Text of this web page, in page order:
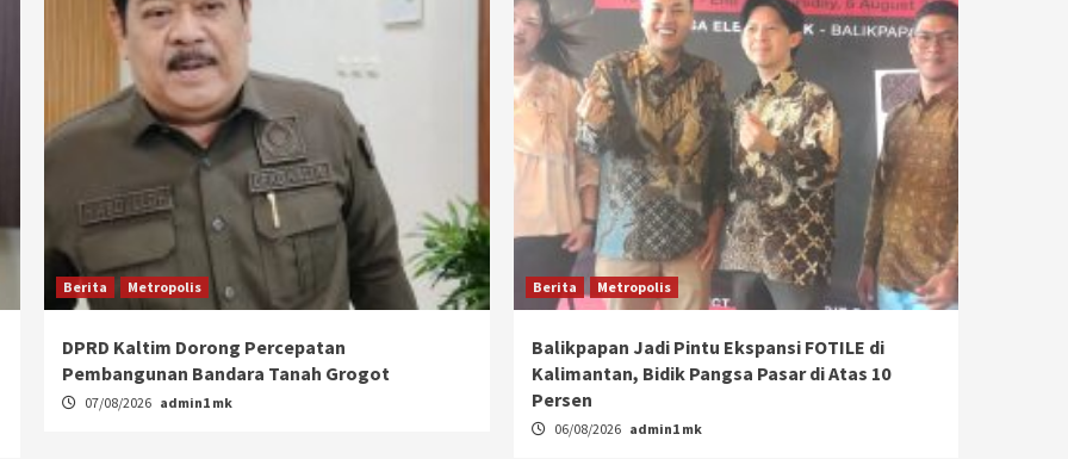
Berita Metropolis
DPRD Kaltim Dorong Percepatan
Pembangunan Bandara Tanah Grogot
07/08/2026 admin1 mk
Berita Metropolis
Balikpapan Jadi Pintu Ekspansi FOTILE di
Kalimantan, Bidik Pangsa Pasar di Atas 10
Persen
06/08/2026 admin1 mk